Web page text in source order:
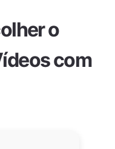
o
com